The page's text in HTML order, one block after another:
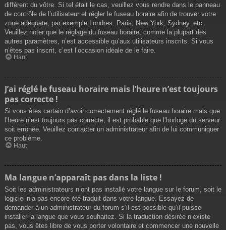
différent du vôtre. Si tel était le cas, veuillez vous rendre dans le panneau
de contrôle de l’utilisateur et régler le fuseau horaire afin de trouver votre
zone adéquate, par exemple Londres, Paris, New York, Sydney, etc.
Veuillez noter que le réglage du fuseau horaire, comme la plupart des
autres paramètres, n’est accessible qu’aux utilisateurs inscrits. Si vous
n’êtes pas inscrit, c’est l’occasion idéale de le faire.
Haut
J’ai réglé le fuseau horaire mais l’heure n’est toujours
pas correcte !
Si vous êtes certain d’avoir correctement réglé le fuseau horaire mais que
l’heure n’est toujours pas correcte, il est probable que l’horloge du serveur
soit erronée. Veuillez contacter un administrateur afin de lui communiquer
ce problème.
Haut
Ma langue n’apparaît pas dans la liste !
Soit les administrateurs n’ont pas installé votre langue sur le forum, soit le
logiciel n’a pas encore été traduit dans votre langue. Essayez de
demander à un administrateur du forum s’il est possible qu’il puisse
installer la langue que vous souhaitez. Si la traduction désirée n’existe
pas, vous êtes libre de vous porter volontaire et commencer une nouvelle